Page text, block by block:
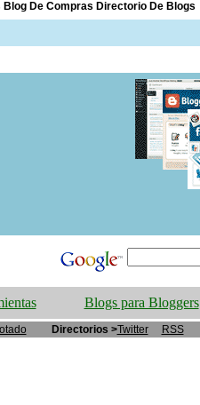
De Compras Directorio De Blogs
Blogs para Bloggers
Directorios >Twitter RSS